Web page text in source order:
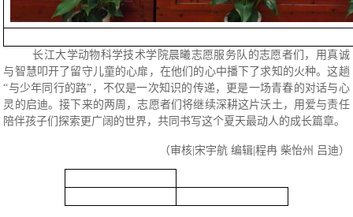
长江大学动物科学技术学院晨曦志愿服务队的志愿者们，用真诚
与智慧叩开了留守儿童的心扉，在他们的心中播下了求知的火种。这趟
“与少年同行的路”，不仅是一次知识的传递，更是一场青春的对话与心
灵的启迪。接下来的两周，志愿者们将继续深耕这片沃土，用爱与责任
陪伴孩子们探索更广阔的世界，共同书写这个夏天最动人的成长篇章。
（审核|宋宇航 编辑|程冉 柴怡州 吕迪）